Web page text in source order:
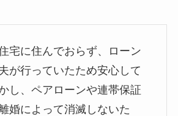
宅に住んでおらず、ローン
が行っていたため安心して
し、ペアローンや連帯保証
婚によって消滅しないた